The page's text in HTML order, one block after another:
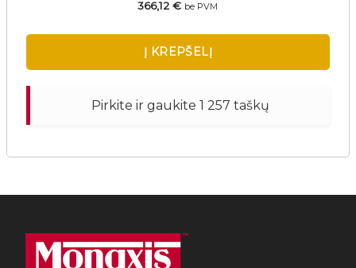
366,12 € be PVM
Į KREPŠELĮ
Pirkite ir gaukite 1 257 taškų